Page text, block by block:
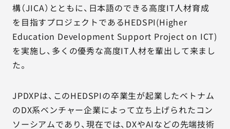
構（JICA）とともに、日本語のできる高度IT人材育成
を目指すプロジェクトであるHEDSPI(Higher
Education Development Support Project on ICT)
を実施し、多くの優秀な高度IT人材を輩出して来まし
た。
JPDXPは、このHEDSPIの卒業生が起業したベトナム
のDX系ベンチャー企業によって立ち上げられたコン
ソーシアムであり、現在では、DXやAIなどの先端技術